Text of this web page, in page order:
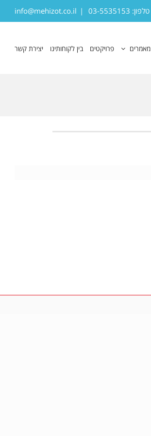
טלפון: 03-5535153 |
info@mehizot.co.il
מאמרים פרויקטים בין לקוחותינו יצירת קשר